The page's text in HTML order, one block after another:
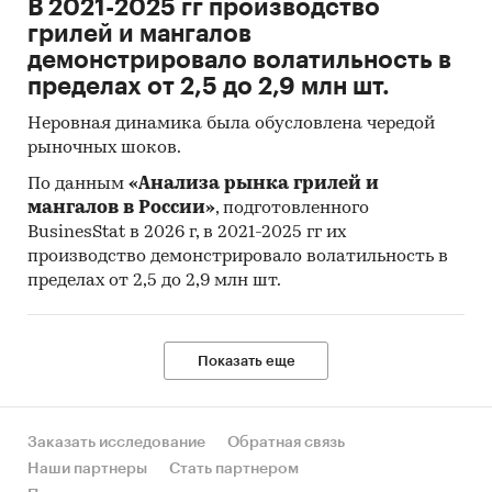
Доступна статистическая информация
додекабря 2024 года.
Средние потребительские цены
Показана динамика розничных цен по
Стул с мягким сиденьем, шт.
Табурет для кухни, шт.
Набор корпусной мебели, комплект
Шкаф для платья и белья, шт.
Шкаф-вешалка для прихожей, шт.
Шкаф навесной кухонный (полка),
В 2021-2025 гг производство
грилей и мангалов
демонстрировало волатильность в
пределах от 2,5 до 2,9 млн шт.
Неровная динамика была обусловлена чередой
рыночных шоков.
По данным «Анализа рынка грилей и
мангалов в России», подготовленного
BusinesStat в 2026 г, в 2021-2025 гг их
производство демонстрировало волатильность в
пределах от 2,5 до 2,9 млн шт.
Показать еще
Заказать исследование
Обратная связь
Наши партнеры
Стать партнером